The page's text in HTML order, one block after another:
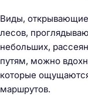
Виды,
лесов,
небольших,
путям, можно
которые
маршрутов.